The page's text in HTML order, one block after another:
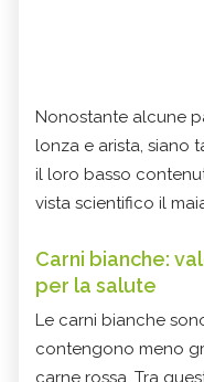
Nonostante alcune
lonza e arista, siano
il loro basso
vista scientifico il
Carni bianche:
per la salute
Le carni bianche
contengono meno
carne rossa. Tra